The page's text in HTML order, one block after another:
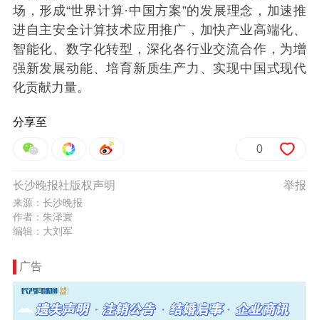
场，形成“世界计算·中国方案”的发展理念，加速推
进自主安全计算技术应用推广，加快产业高端化、
智能化、数字化转型，深化各行业交流合作，为增
强新发展动能、培育新质生产力、实现中国式现代
化贡献力量。
分享至
0
举报
长沙晚报社版权声明
来源：长沙晚报
作者：朱泽寰
编辑：大刘军
广告